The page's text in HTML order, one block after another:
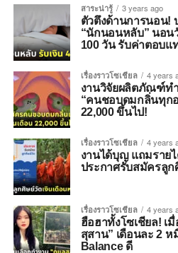
สาระน่ารู้ 3 years ago
ตัวตึงด้านการนอน!
“นักนอนหลับ” นอน
100 วัน รับค่าตอบแ
เรื่องราวโซเชียล 4 years
งานวิจัยผลิตภัณฑ์ท
“คนชอบดมกลิ่นทุกอ
22,000 ขึ้นไป!
เรื่องราวโซเชียล 4 years
งานได้บุญ แถมราย
ประกาศรับสมัครลูก
เรื่องราวโซเชียล 4 years
ฮือฮาทั้งโซเชียล! เ
สุสาน” เดือนละ 2
Balance ดี